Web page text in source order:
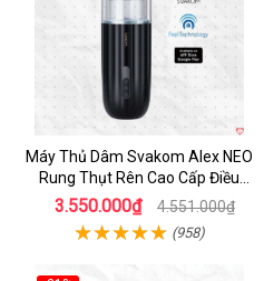
Máy Thủ Dâm Svakom Alex NEO
Rung Thụt Rên Cao Cấp Điều
Khiển App
3.550.000₫ 4.551.000₫
(958)